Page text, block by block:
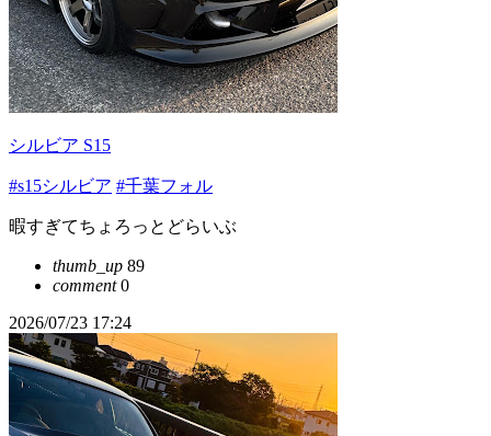
シルビア S15
#s15シルビア #千葉フォル
暇すぎてちょろっとどらいぶ
thumb_up 89
comment0
2026/07/23 17:24